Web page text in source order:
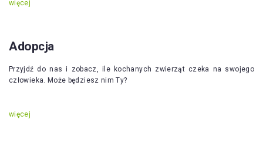
więcej
Adopcja
Przyjdź do nas i zobacz, ile kochanych zwierząt czeka na swojego
człowieka. Może będziesz nim Ty?
więcej